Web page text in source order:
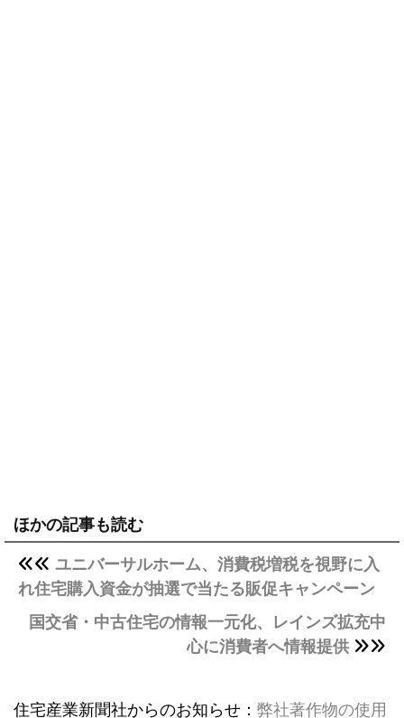
ほかの記事も読む
ユニバーサルホーム、消費税増税を視野に入
れ住宅購入資金が抽選で当たる販促キャンペーン
国交省・中古住宅の情報一元化、レインズ拡充中
心に消費者へ情報提供
住宅産業新聞社からのお知らせ： 弊社著作物の使用